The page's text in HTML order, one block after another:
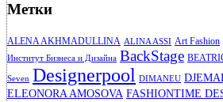
Метки
ALENA AKHMADULLINA ALINA ASSI Art Fashion
Институт Бизнеса и Дизайна BackStage
Seven Designerpool DIMANEU
ELEONORA AMOSOVA FASHIONTIME